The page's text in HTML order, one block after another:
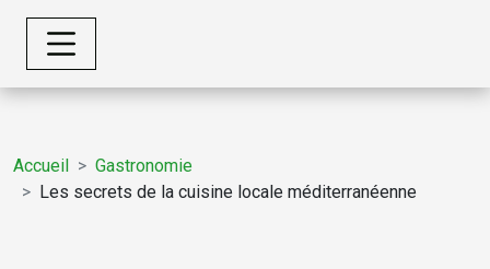
Accueil
Gastronomie
Les secrets de la cuisine locale méditerranéenne